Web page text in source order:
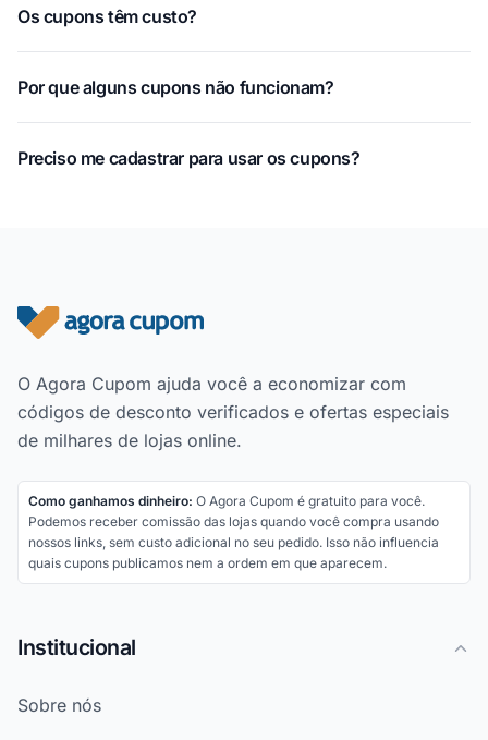
Os cupons têm custo?
Por que alguns cupons não funcionam?
Preciso me cadastrar para usar os cupons?
Rodapé do site
O Agora Cupom ajuda você a economizar com
códigos de desconto verificados e ofertas especiais
de milhares de lojas online.
Como ganhamos dinheiro: O Agora Cupom é gratuito para você.
Podemos receber comissão das lojas quando você compra usando
nossos links, sem custo adicional no seu pedido. Isso não influencia
quais cupons publicamos nem a ordem em que aparecem.
Institucional
Sobre nós